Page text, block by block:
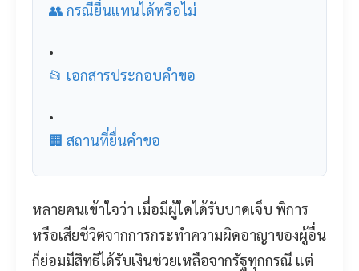
👥 กรณียื่นแทนได้หรือไม่
📂 เอกสารประกอบคำขอ
🏢 สถานที่ยื่นคำขอ
หลายคนเข้าใจว่า เมื่อมีผู้ใดได้รับบาดเจ็บ พิการ
หรือเสียชีวิตจากการกระทำความผิดอาญาของผู้อื่น
ก็ย่อมมีสิทธิได้รับเงินช่วยเหลือจากรัฐทุกกรณี แต่